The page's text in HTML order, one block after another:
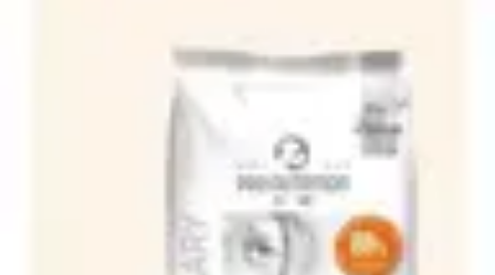
Recettes de Poisson